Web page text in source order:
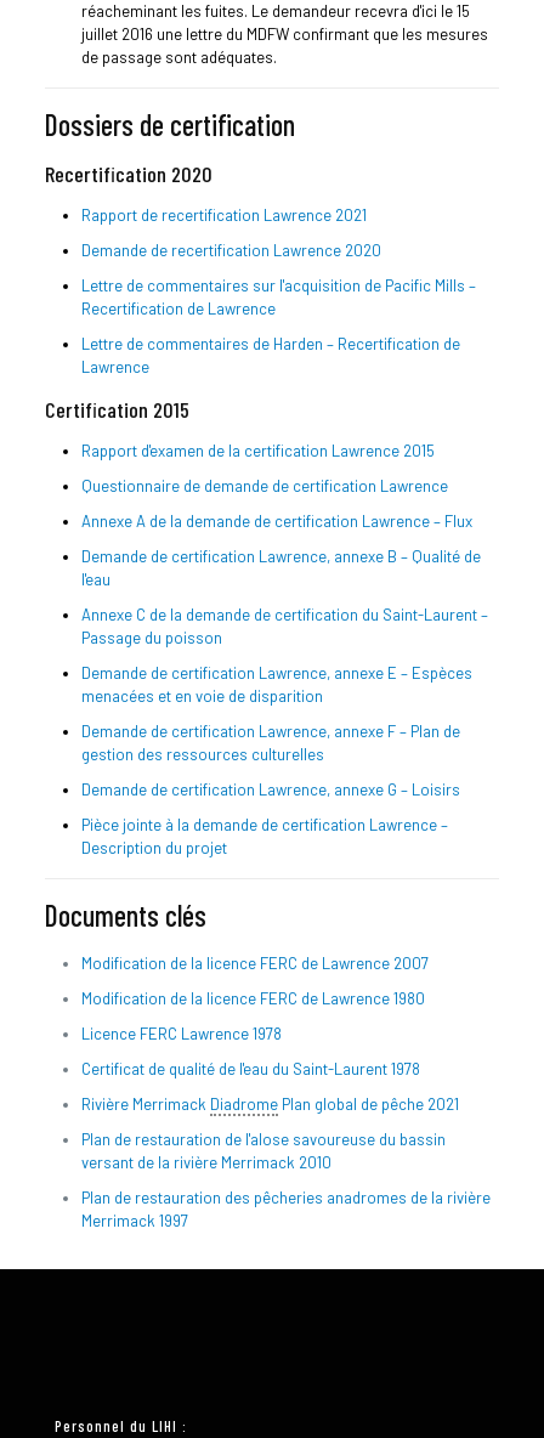
réacheminant les fuites. Le demandeur recevra d'ici le 15
juillet 2016 une lettre du MDFW confirmant que les mesures
de passage sont adéquates.
Dossiers de certification
Recertification 2020
Rapport de recertification Lawrence 2021
Demande de recertification Lawrence 2020
Lettre de commentaires sur l'acquisition de Pacific Mills –
Recertification de Lawrence
Lettre de commentaires de Harden – Recertification de
Lawrence
Certification 2015
Rapport d'examen de la certification Lawrence 2015
Questionnaire de demande de certification Lawrence
Annexe A de la demande de certification Lawrence – Flux
Demande de certification Lawrence, annexe B – Qualité de
l'eau
Annexe C de la demande de certification du Saint-Laurent –
Passage du poisson
Demande de certification Lawrence, annexe E – Espèces
menacées et en voie de disparition
Demande de certification Lawrence, annexe F – Plan de
gestion des ressources culturelles
Demande de certification Lawrence, annexe G – Loisirs
Pièce jointe à la demande de certification Lawrence –
Description du projet
Documents clés
Modification de la licence FERC de Lawrence 2007
Modification de la licence FERC de Lawrence 1980
Licence FERC Lawrence 1978
Certificat de qualité de l'eau du Saint-Laurent 1978
Rivière Merrimack DiadromePlan global de pêche 2021
Plan de restauration de l'alose savoureuse du bassin
versant de la rivière Merrimack 2010
Plan de restauration des pêcheries anadromes de la rivière
Merrimack 1997
Personnel du LIHI :